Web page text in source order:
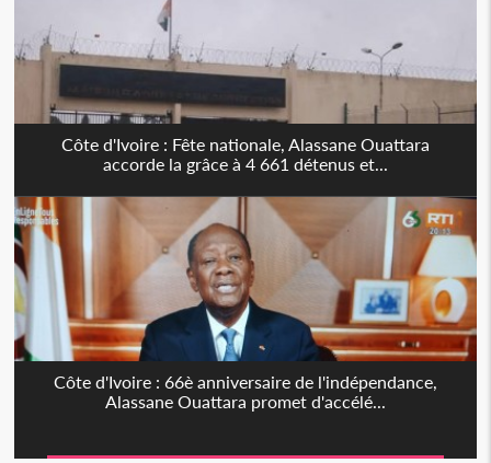
Côte d'Ivoire : Fête nationale, Alassane Ouattara
accorde la grâce à 4 661 détenus et...
Côte d'Ivoire : 66è anniversaire de l'indépendance,
Alassane Ouattara promet d'accélé...